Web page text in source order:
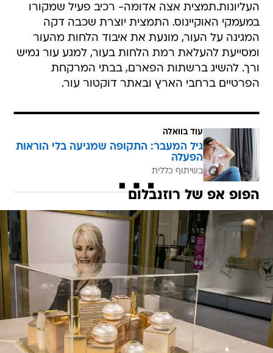
העליונות.תמצית אצה אדומה- רכיב פעיל שמקורו
במעמקי האוקיינוס. התמצית יוצרת שכבה דקה
המגינה על העור, מונעת את איבוד הלחות מהעור
ומסייעת להעלאת רמת הלחות בעור, למגע עור גמיש
ורך. להשיג ברשתות הפארם, בבתי המרקחת
הפרטיים ברחבי הארץ ובאתר דוקטור עור.
עוד בוואלה
גיל המעבר: התקופה שמגיעה בלי הוראות
הפעלה
בשיתוף כללית
הפופ אפ של רוזנבלום